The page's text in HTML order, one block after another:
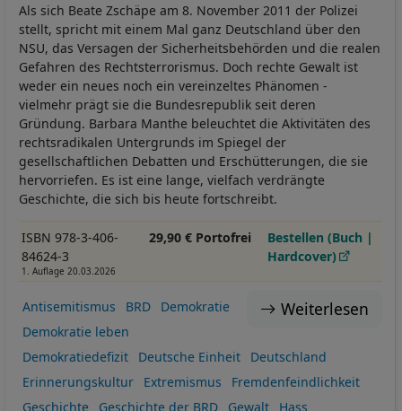
Als sich Beate Zschäpe am 8. November 2011 der Polizei
stellt, spricht mit einem Mal ganz Deutschland über den
NSU, das Versagen der Sicherheitsbehörden und die realen
Gefahren des Rechtsterrorismus. Doch rechte Gewalt ist
weder ein neues noch ein vereinzeltes Phänomen -
vielmehr prägt sie die Bundesrepublik seit deren
Gründung. Barbara Manthe beleuchtet die Aktivitäten des
rechtsradikalen Untergrunds im Spiegel der
gesellschaftlichen Debatten und Erschütterungen, die sie
hervorriefen. Es ist eine lange, vielfach verdrängte
Geschichte, die sich bis heute fortschreibt.
ISBN 978-3-406-
84624-3
1. Auflage 20.03.2026
29,90 € Portofrei
Bestellen (Buch |
Hardcover)
Weiterlesen
Antisemitismus BRD
Demokratie
Demokratie leben
Demokratiedefizit
Deutsche Einheit
Deutschland
Erinnerungskultur
Extremismus
Fremdenfeindlichkeit
Geschichte
Geschichte der BRD Gewalt Hass